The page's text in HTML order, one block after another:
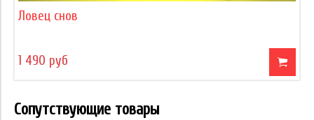
Ловец снов
1 490 руб
Сопутствующие товары